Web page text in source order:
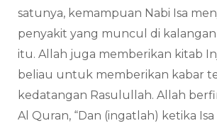
satunya, kemampuan Nabi Isa
penyakit yang muncul di kalangan
itu. Allah juga memberikan kitab
beliau untuk memberikan kabar
kedatangan Rasulullah. Allah
Al Quran, “Dan (ingatlah) ketika